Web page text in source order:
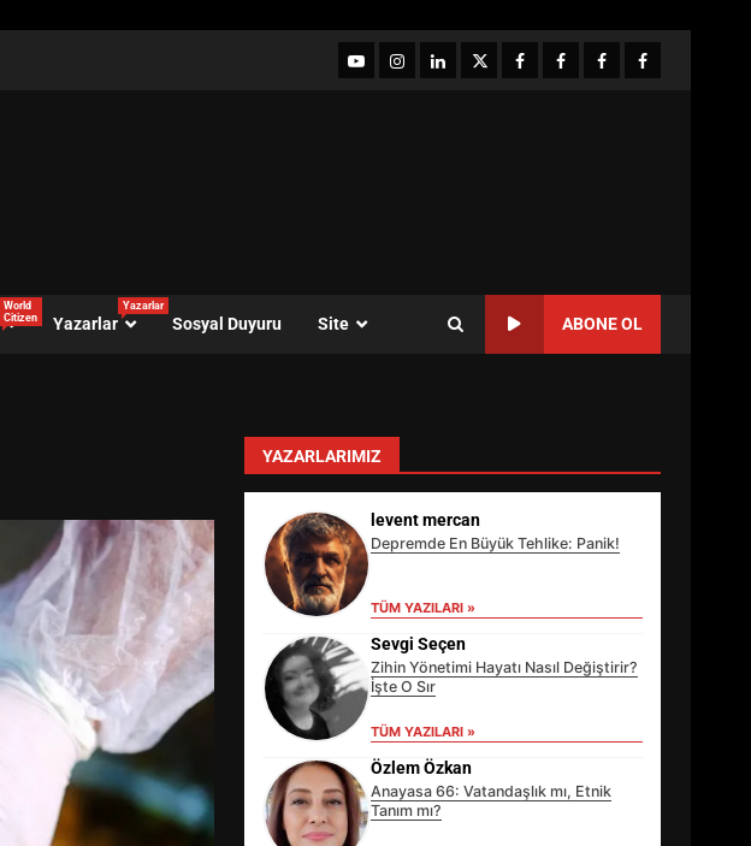
YouTubeInstagram
LinkedIntwitterfacebook-Facebook-
Facebook-Facebook-
World
Citizen
Yazarlar
Yazarlar
Sosyal Duyuru Site ABONE OL
YAZARLARIMIZ
levent mercan
Depremde En Büyük Tehlike: Panik!
TÜM YAZILARI »
Sevgi Seçen
Zihin Yönetimi Hayatı Nasıl Değiştirir?
İşte O Sır
TÜM YAZILARI »
Özlem Özkan
Anayasa 66: Vatandaşlık mı, Etnik
Tanım mı?